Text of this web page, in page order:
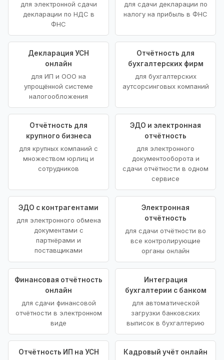
для электронной сдачи
декларации по НДС в
ФНС
для сдачи декларации по
налогу на прибыль в ФНС
Декларация УСН
онлайн
для ИП и ООО на
упрощённой системе
налогообложения
Отчётность для
бухгалтерских фирм
для бухгалтерских
аутсорсинговых компаний
Отчётность для
крупного бизнеса
для крупных компаний с
множеством юрлиц и
сотрудников
ЭДО и электронная
отчётность
для электронного
документооборота и
сдачи отчётности в одном
сервисе
ЭДО с контрагентами
для электронного обмена
документами с
партнёрами и
поставщиками
Электронная
отчётность
для сдачи отчётности во
все контролирующие
органы онлайн
Финансовая отчётность
онлайн
для сдачи финансовой
отчётности в электронном
виде
Интеграция
бухгалтерии с банком
для автоматической
загрузки банковских
выписок в бухгалтерию
Отчётность ИП на УСН
Кадровый учёт онлайн